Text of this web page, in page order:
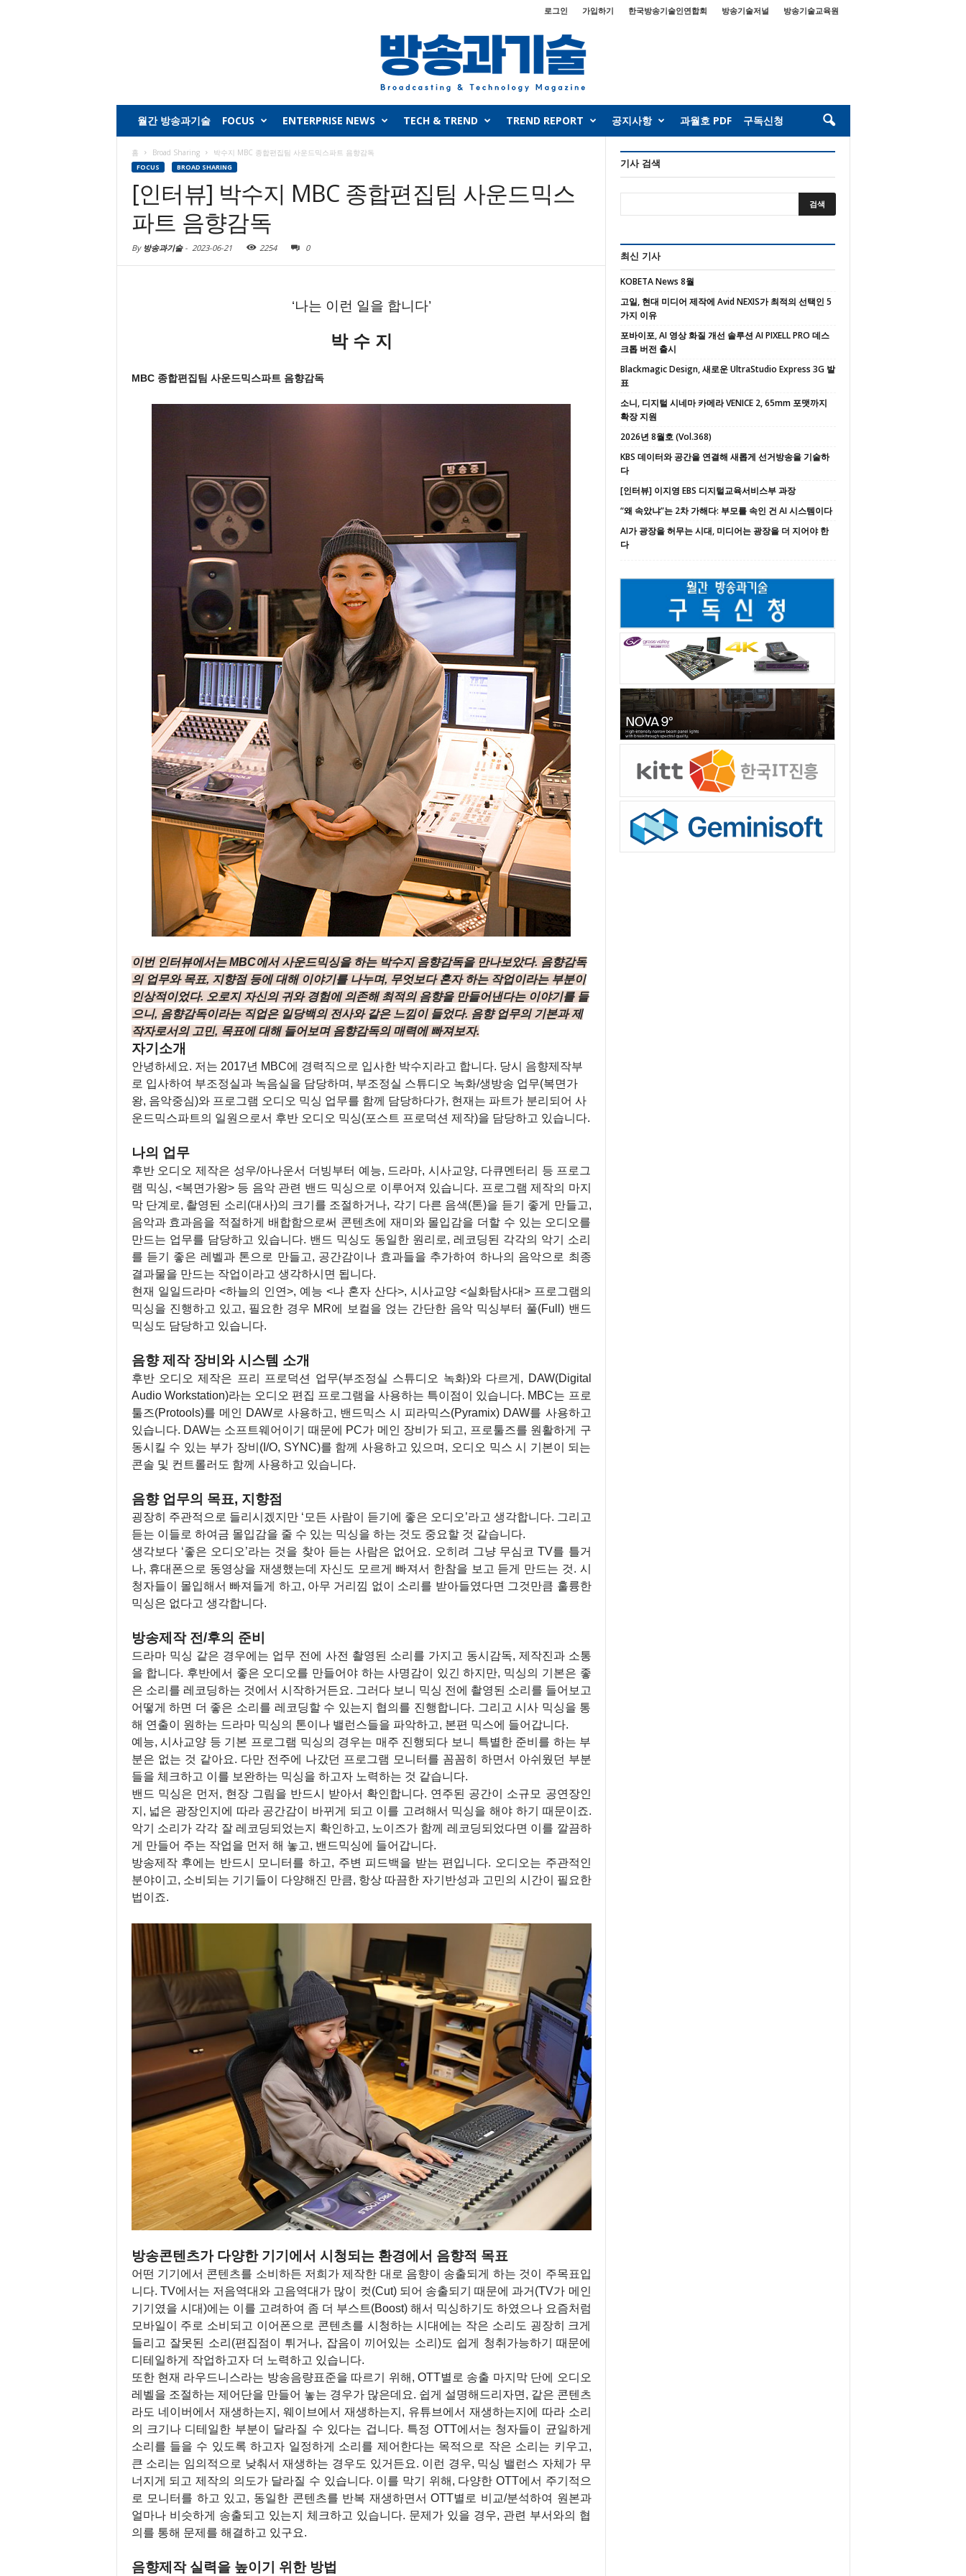
로그인 가입하기 한국방송기술인연합회 방송기술저널 방송기술교육원
월간 방송과기술 FOCUS ENTERPRISE NEWS TECH & TREND TREND REPORT 공지사항 과월호 PDF 구독신청
홈 Broad Sharing 박수지 MBC 종합편집팀 사운드믹스파트 음향감독
FOCUS BROAD SHARING
[인터뷰] 박수지 MBC 종합편집팀 사운드믹스
파트 음향감독
By 방송과기술- 2023-06-21 2254 0
‘나는 이런 일을 합니다’
박 수 지
MBC 종합편집팀 사운드믹스파트 음향감독
이번 인터뷰에서는 MBC에서 사운드믹싱을 하는 박수지 음향감독을 만나보았다. 음향감독
의 업무와 목표, 지향점 등에 대해 이야기를 나누며, 무엇보다 혼자 하는 작업이라는 부분이
인상적이었다. 오로지 자신의 귀와 경험에 의존해 최적의 음향을 만들어낸다는 이야기를 들
으니, 음향감독이라는 직업은 일당백의 전사와 같은 느낌이 들었다. 음향 업무의 기본과 제
작자로서의 고민, 목표에 대해 들어보며 음향감독의 매력에 빠져보자.
자기소개
안녕하세요. 저는 2017년 MBC에 경력직으로 입사한 박수지라고 합니다. 당시 음향제작부
로 입사하여 부조정실과 녹음실을 담당하며, 부조정실 스튜디오 녹화/생방송 업무(복면가
왕, 음악중심)와 프로그램 오디오 믹싱 업무를 함께 담당하다가, 현재는 파트가 분리되어 사
운드믹스파트의 일원으로서 후반 오디오 믹싱(포스트 프로덕션 제작)을 담당하고 있습니다.
나의 업무
후반 오디오 제작은 성우/아나운서 더빙부터 예능, 드라마, 시사교양, 다큐멘터리 등 프로그
램 믹싱, <복면가왕> 등 음악 관련 밴드 믹싱으로 이루어져 있습니다. 프로그램 제작의 마지
막 단계로, 촬영된 소리(대사)의 크기를 조절하거나, 각기 다른 음색(톤)을 듣기 좋게 만들고,
음악과 효과음을 적절하게 배합함으로써 콘텐츠에 재미와 몰입감을 더할 수 있는 오디오를
만드는 업무를 담당하고 있습니다. 밴드 믹싱도 동일한 원리로, 레코딩된 각각의 악기 소리
를 듣기 좋은 레벨과 톤으로 만들고, 공간감이나 효과들을 추가하여 하나의 음악으로 최종
결과물을 만드는 작업이라고 생각하시면 됩니다.
현재 일일드라마 <하늘의 인연>, 예능 <나 혼자 산다>, 시사교양 <실화탐사대> 프로그램의
믹싱을 진행하고 있고, 필요한 경우 MR에 보컬을 얹는 간단한 음악 믹싱부터 풀(Full) 밴드
믹싱도 담당하고 있습니다.
음향 제작 장비와 시스템 소개
후반 오디오 제작은 프리 프로덕션 업무(부조정실 스튜디오 녹화)와 다르게, DAW(Digital
Audio Workstation)라는 오디오 편집 프로그램을 사용하는 특이점이 있습니다. MBC는 프로
툴즈(Protools)를 메인 DAW로 사용하고, 밴드믹스 시 피라믹스(Pyramix) DAW를 사용하고
있습니다. DAW는 소프트웨어이기 때문에 PC가 메인 장비가 되고, 프로툴즈를 원활하게 구
동시킬 수 있는 부가 장비(I/O, SYNC)를 함께 사용하고 있으며, 오디오 믹스 시 기본이 되는
콘솔 및 컨트롤러도 함께 사용하고 있습니다.
음향 업무의 목표, 지향점
굉장히 주관적으로 들리시겠지만 ‘모든 사람이 듣기에 좋은 오디오’라고 생각합니다. 그리고
듣는 이들로 하여금 몰입감을 줄 수 있는 믹싱을 하는 것도 중요할 것 같습니다.
생각보다 ‘좋은 오디오’라는 것을 찾아 듣는 사람은 없어요. 오히려 그냥 무심코 TV를 틀거
나, 휴대폰으로 동영상을 재생했는데 자신도 모르게 빠져서 한참을 보고 듣게 만드는 것. 시
청자들이 몰입해서 빠져들게 하고, 아무 거리낌 없이 소리를 받아들였다면 그것만큼 훌륭한
믹싱은 없다고 생각합니다.
방송제작 전/후의 준비
드라마 믹싱 같은 경우에는 업무 전에 사전 촬영된 소리를 가지고 동시감독, 제작진과 소통
을 합니다. 후반에서 좋은 오디오를 만들어야 하는 사명감이 있긴 하지만, 믹싱의 기본은 좋
은 소리를 레코딩하는 것에서 시작하거든요. 그러다 보니 믹싱 전에 촬영된 소리를 들어보고
어떻게 하면 더 좋은 소리를 레코딩할 수 있는지 협의를 진행합니다. 그리고 시사 믹싱을 통
해 연출이 원하는 드라마 믹싱의 톤이나 밸런스들을 파악하고, 본편 믹스에 들어갑니다.
예능, 시사교양 등 기본 프로그램 믹싱의 경우는 매주 진행되다 보니 특별한 준비를 하는 부
분은 없는 것 같아요. 다만 전주에 나갔던 프로그램 모니터를 꼼꼼히 하면서 아쉬웠던 부분
들을 체크하고 이를 보완하는 믹싱을 하고자 노력하는 것 같습니다.
밴드 믹싱은 먼저, 현장 그림을 반드시 받아서 확인합니다. 연주된 공간이 소규모 공연장인
지, 넓은 광장인지에 따라 공간감이 바뀌게 되고 이를 고려해서 믹싱을 해야 하기 때문이죠.
악기 소리가 각각 잘 레코딩되었는지 확인하고, 노이즈가 함께 레코딩되었다면 이를 깔끔하
게 만들어 주는 작업을 먼저 해 놓고, 밴드믹싱에 들어갑니다.
방송제작 후에는 반드시 모니터를 하고, 주변 피드백을 받는 편입니다. 오디오는 주관적인
분야이고, 소비되는 기기들이 다양해진 만큼, 항상 따끔한 자기반성과 고민의 시간이 필요한
법이죠.
방송콘텐츠가 다양한 기기에서 시청되는 환경에서 음향적 목표
어떤 기기에서 콘텐츠를 소비하든 저희가 제작한 대로 음향이 송출되게 하는 것이 주목표입
니다. TV에서는 저음역대와 고음역대가 많이 컷(Cut) 되어 송출되기 때문에 과거(TV가 메인
기기였을 시대)에는 이를 고려하여 좀 더 부스트(Boost) 해서 믹싱하기도 하였으나 요즘처럼
모바일이 주로 소비되고 이어폰으로 콘텐츠를 시청하는 시대에는 작은 소리도 굉장히 크게
들리고 잘못된 소리(편집점이 튀거나, 잡음이 끼어있는 소리)도 쉽게 청취가능하기 때문에
디테일하게 작업하고자 더 노력하고 있습니다.
또한 현재 라우드니스라는 방송음량표준을 따르기 위해, OTT별로 송출 마지막 단에 오디오
레벨을 조절하는 제어단을 만들어 놓는 경우가 많은데요. 쉽게 설명해드리자면, 같은 콘텐츠
라도 네이버에서 재생하는지, 웨이브에서 재생하는지, 유튜브에서 재생하는지에 따라 소리
의 크기나 디테일한 부분이 달라질 수 있다는 겁니다. 특정 OTT에서는 청자들이 균일하게
소리를 들을 수 있도록 하고자 일정하게 소리를 제어한다는 목적으로 작은 소리는 키우고,
큰 소리는 임의적으로 낮춰서 재생하는 경우도 있거든요. 이런 경우, 믹싱 밸런스 자체가 무
너지게 되고 제작의 의도가 달라질 수 있습니다. 이를 막기 위해, 다양한 OTT에서 주기적으
로 모니터를 하고 있고, 동일한 콘텐츠를 반복 재생하면서 OTT별로 비교/분석하여 원본과
얼마나 비슷하게 송출되고 있는지 체크하고 있습니다. 문제가 있을 경우, 관련 부서와의 협
의를 통해 문제를 해결하고 있구요.
음향제작 실력을 높이기 위한 방법
기사 검색
최신 기사
KOBETA News 8월
고일, 현대 미디어 제작에 Avid NEXIS가 최적의 선택인 5
가지 이유
포바이포, AI 영상 화질 개선 솔루션 AI PIXELL PRO 데스
크톱 버전 출시
Blackmagic Design, 새로운 UltraStudio Express 3G 발
표
소니, 디지털 시네마 카메라 VENICE 2, 65mm 포맷까지
확장 지원
2026년 8월호 (Vol.368)
KBS 데이터와 공간을 연결해 새롭게 선거방송을 기술하
다
[인터뷰] 이지영 EBS 디지털교육서비스부 과장
“왜 속았냐”는 2차 가해다: 부모를 속인 건 AI 시스템이다
AI가 광장을 허무는 시대, 미디어는 광장을 더 지어야 한
다